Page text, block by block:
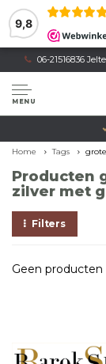
9,8
06-21516836
MENU
Home Tags
Producten
zilver met
Filters
Geen producten